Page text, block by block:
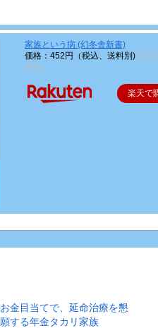
家族という病 (幻冬舎新書)
価格：452円（税込、送料別)
時点)
楽天で
お金目当てで、延命治療を懇
願する年金タカリ家族